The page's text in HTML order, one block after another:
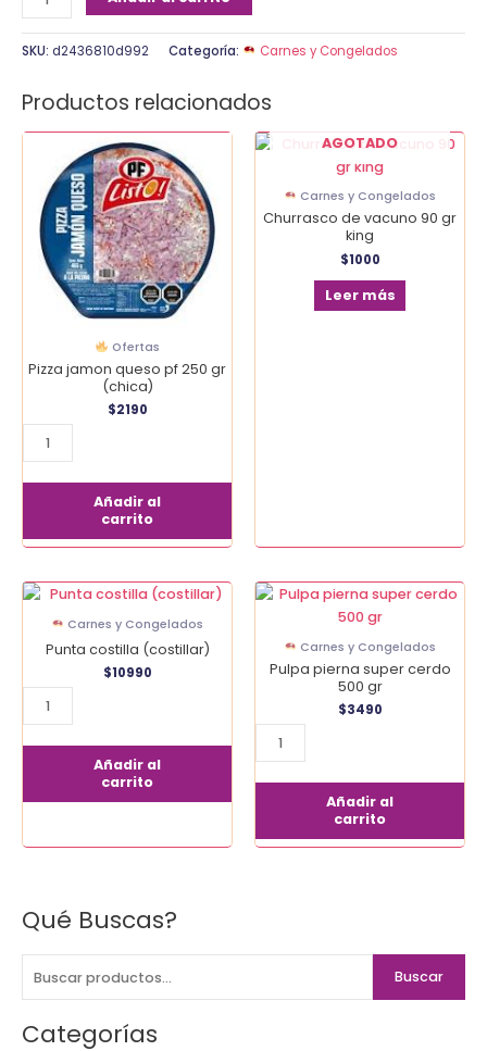
Qué Buscas?
B
c
a
Buscar
Categorías
SKU: d2436810d992 Categoría: Carnes y Congelados
Productos relacionados
Ofertas
Pizza jamon queso pf 250 gr
(chica)
$2190
jamon
queso
250
(chica)
cantidad
Añadir al
carrito
AGOTADO
Carnes y Congelados
Churrasco de vacuno 90 gr
king
$1000
Leer más
Carnes y Congelados
Punta costilla (costillar)
$10990
Punta
costilla
Añadir al
carrito
Carnes y Congelados
Pulpa pierna super cerdo
500 gr
$3490
Pulpa
super
cerdo
cantidad
Añadir al
carrito